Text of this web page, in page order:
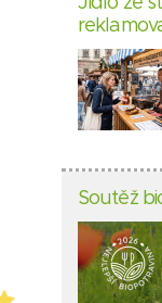
Soutěž